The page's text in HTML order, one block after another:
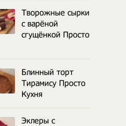
Творожные сырки
с варёной
сгущёнкой Просто
Блинный торт
Тирамису Просто
Кухня
Эклеры с